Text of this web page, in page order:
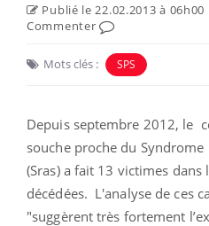
Publié le 22.02.2013 à 06h00
Commenter
Mots clés : SPS
Depuis septembre 2012, le
souche proche du
(Sras) a fait 13 victimes
décédées. L'analyse de ces
"suggèrent très fortement